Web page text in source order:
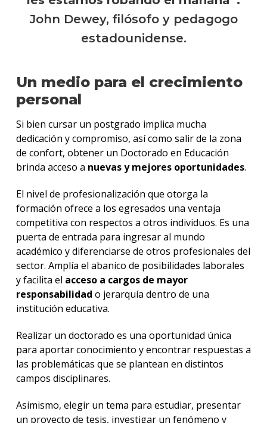
John Dewey, filósofo y pedagogo
estadounidense.
Un medio para el crecimiento
personal
Si bien cursar un postgrado implica mucha
dedicación y compromiso, así como salir de la zona
de confort, obtener un Doctorado en Educación
brinda acceso a nuevas y mejores oportunidades.
El nivel de profesionalización que otorga la
formación ofrece a los egresados una ventaja
competitiva con respectos a otros individuos. Es una
puerta de entrada para ingresar al mundo
académico y diferenciarse de otros profesionales del
sector. Amplía el abanico de posibilidades laborales
y facilita el acceso a cargos de mayor
responsabilidad o jerarquía dentro de una
institución educativa.
Realizar un doctorado es una oportunidad única
para aportar conocimiento y encontrar respuestas a
las problemáticas que se plantean en distintos
campos disciplinares.
Asimismo, elegir un tema para estudiar, presentar
un proyecto de tesis, investigar un fenómeno y